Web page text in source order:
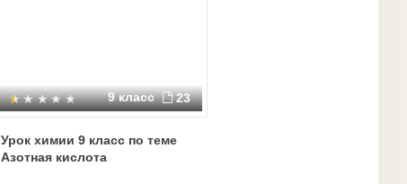
9 класс 23
Урок химии 9 класс по теме
Азотная кислота